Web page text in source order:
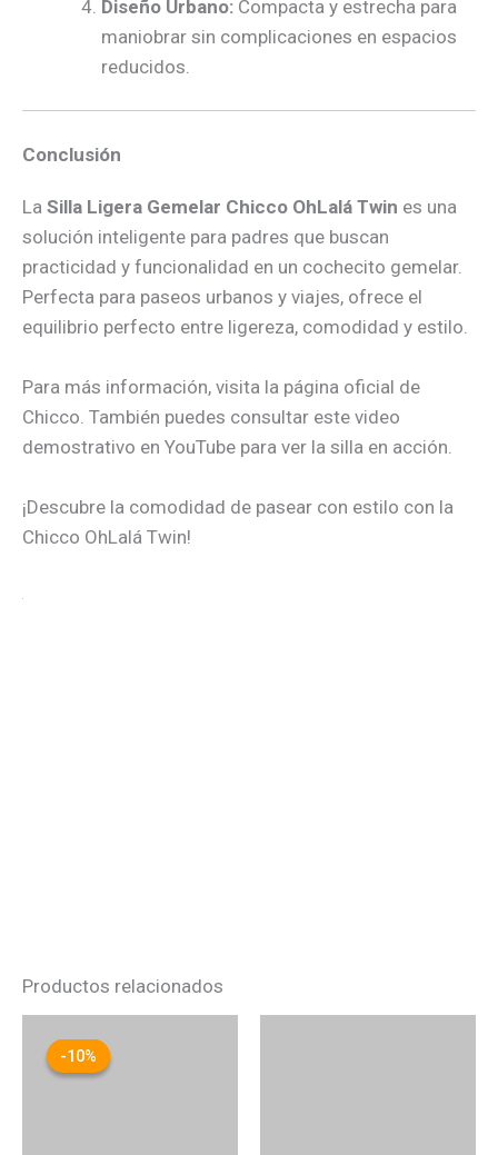
Diseño Urbano: Compacta y estrecha para
maniobrar sin complicaciones en espacios
reducidos.
Conclusión
La Silla Ligera Gemelar Chicco OhLalá Twin es una
solución inteligente para padres que buscan
practicidad y funcionalidad en un cochecito gemelar.
Perfecta para paseos urbanos y viajes, ofrece el
equilibrio perfecto entre ligereza, comodidad y estilo.
Para más información, visita la página oficial de
Chicco. También puedes consultar este video
demostrativo en YouTube para ver la silla en acción.
¡Descubre la comodidad de pasear con estilo con la
Chicco OhLalá Twin!
Productos relacionados
-10%
-10%
precio
original